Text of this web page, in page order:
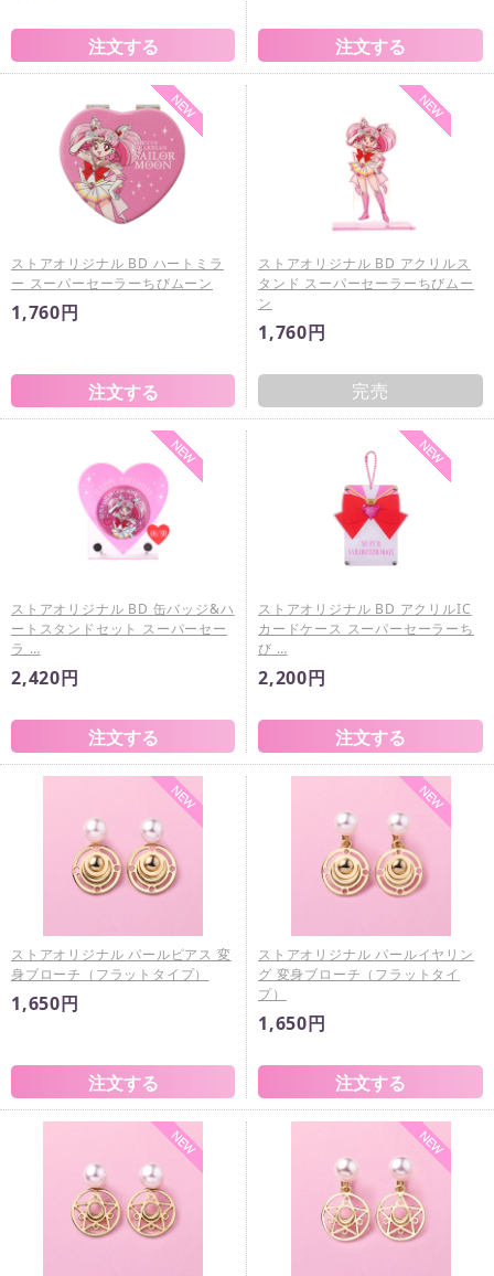
ストアオリジナル BD ハートミラ
ー スーパーセーラーちびムーン
1,760円
ストアオリジナル BD アクリルス
タンド スーパーセーラーちびムー
ン
1,760円
完売
ストアオリジナル BD 缶バッジ&ハ
ートスタンドセット スーパーセー
ラ …
2,420円
ストアオリジナル BD アクリルIC
カードケース スーパーセーラーち
び …
2,200円
ストアオリジナル パールピアス 変
身ブローチ（フラットタイプ）
1,650円
ストアオリジナル パールイヤリン
グ 変身ブローチ（フラットタイ
プ）
1,650円